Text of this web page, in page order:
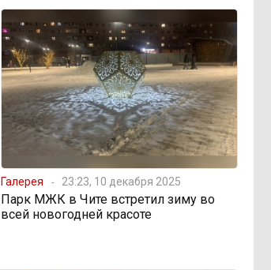
Галерея 23:23, 10 декабря 2025
Парк МЖК в Чите встретил зиму во
всей новогодней красоте